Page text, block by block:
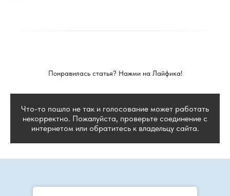
Понравилась статья? Нажми на Лайфика!
Что-то пошло не так и голосование может работать
некорректно. Пожалуйста, проверьте соединение с
интернетом или обратитесь к владельцу сайта.